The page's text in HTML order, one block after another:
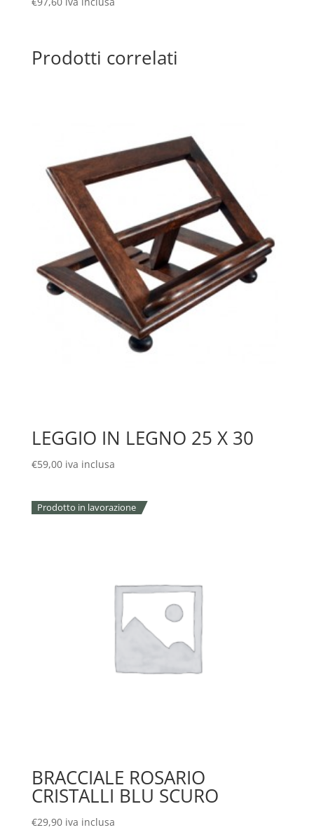
Prodotti correlati
LEGGIO IN LEGNO 25 X 30
€59,00 iva inclusa
Prodotto in lavorazione
BRACCIALE ROSARIO
CRISTALLI BLU SCURO
€29,90 iva inclusa